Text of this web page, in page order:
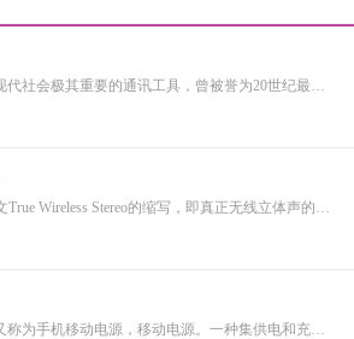
手机，是现代社会极其重要的通讯工具，曾被誉为20世纪最伟大的发明之一。从早期的大哥大，到功能手机，到现在的智能手机，通讯制式不断升级，功能也越来越多样化。而正是因为其具有相当多样化的功能，使得其具有相当大的延展性，即可以演变成诸多其他产品形态的终端产品。…
TWS是英文True Wireless Stereo的缩写，即真正无线立体声的意思，TWS技术同样也是基于蓝牙芯片技术的发展。按其工作原理来说是指手机通过连接主耳机，再由主耳机通过无线方式快速连接副耳机，实现真正的蓝牙左右声道无线分离使用。不连接从音箱时，主音箱回到单声道音质。…
充电宝，又称为手机移动电源，移动电源。一种集供电和充电功能于一体的便携式充电器，可以给手机等数码设备随时随地充电或待机供电。随着移动产品的大量普及，以及移动设备的功能多样化，其用电需求也是越来越大，随身携带一个充电宝变为了常态，同时共享充电宝这个行业也…